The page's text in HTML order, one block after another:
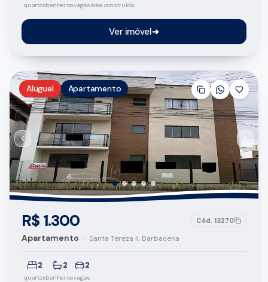
quartosbanheirosvagasárea construída
Ver imóvel➔
Aluguel Apartamento
R$ 1.300 Cód. 13270
Apartamento • Santa Tereza II, Barbacena
2
quartos
2
banheiros
2
vagas